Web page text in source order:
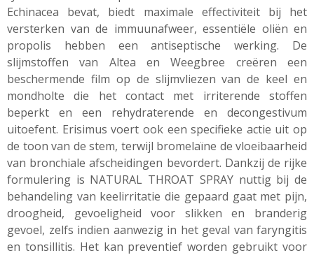
Echinacea bevat, biedt maximale effectiviteit bij het
versterken van de immuunafweer, essentiële oliën en
propolis hebben een antiseptische werking. De
slijmstoffen van Altea en Weegbree creëren een
beschermende film op de slijmvliezen van de keel en
mondholte die het contact met irriterende stoffen
beperkt en een rehydraterende en decongestivum
uitoefent. Erisimus voert ook een specifieke actie uit op
de toon van de stem, terwijl bromelaïne de vloeibaarheid
van bronchiale afscheidingen bevordert. Dankzij de rijke
formulering is NATURAL THROAT SPRAY nuttig bij de
behandeling van keelirritatie die gepaard gaat met pijn,
droogheid, gevoeligheid voor slikken en branderig
gevoel, zelfs indien aanwezig in het geval van faryngitis
en tonsillitis. Het kan preventief worden gebruikt voor